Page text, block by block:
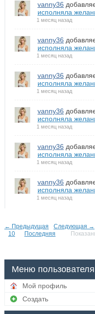
vanny36
исполняла
1 месяц назад
vanny36
исполняла
1 месяц назад
vanny36
исполняла
1 месяц назад
vanny36
исполняла
1 месяц назад
vanny36
исполняла
1 месяц назад
vanny36
исполняла
1 месяц назад
← Предыдущая Следующая →
10
Последняя
Меню пользователя
Мой профиль
Создать